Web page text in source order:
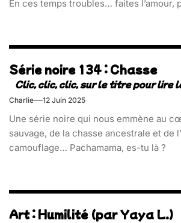
En ces temps troubles… faites l’amour,
Série noire 134 : Chasse
Charlie 12 Juin 2025
Une série noire qui nous emmène au
sauvage, de la chasse ancestrale et de
camouflage… Pachamama, es-tu là ?
Art : Humilité (par Yaya L.)